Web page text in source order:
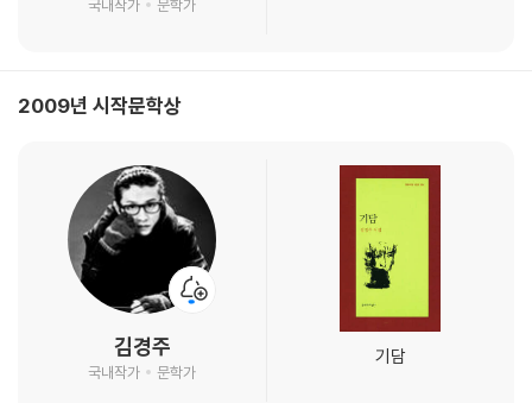
국내작가 문학가
2009년 시작문학상
김경주
국내작가 문학가
기담